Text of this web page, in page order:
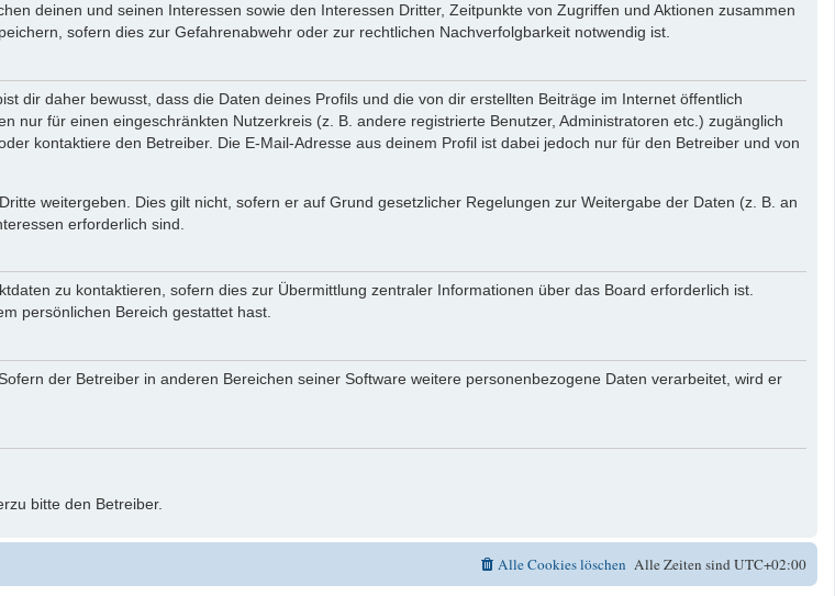
deinen und seinen Interessen sowie den Interessen Dritter, Zeitpunkte von Zugriffen und Aktionen zusammen
sofern dies zur Gefahrenabwehr oder zur rechtlichen Nachverfolgbarkeit notwendig ist.
dir daher bewusst, dass die Daten deines Profils und die von dir erstellten Beiträge im Internet öffentlich
nur für einen eingeschränkten Nutzerkreis (z. B. andere registrierte Benutzer, Administratoren etc.) zugänglich
kontaktiere den Betreiber. Die E-Mail-Adresse aus deinem Profil ist dabei jedoch nur für den Betreiber und von
weitergeben. Dies gilt nicht, sofern er auf Grund gesetzlicher Regelungen zur Weitergabe der Daten (z. B. an
erforderlich sind.
zu kontaktieren, sofern dies zur Übermittlung zentraler Informationen über das Board erforderlich ist.
persönlichen Bereich gestattet hast.
der Betreiber in anderen Bereichen seiner Software weitere personenbezogene Daten verarbeitet, wird er
bitte den Betreiber.
Alle Zeiten sindUTC+02:00
Alle Cookies löschen